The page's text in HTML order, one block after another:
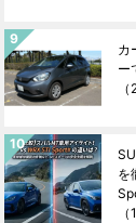
カ
ー
を